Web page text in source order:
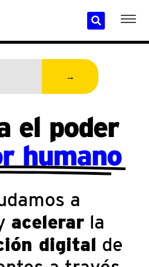
→
el poder
humano
a
acelerar la
digital de